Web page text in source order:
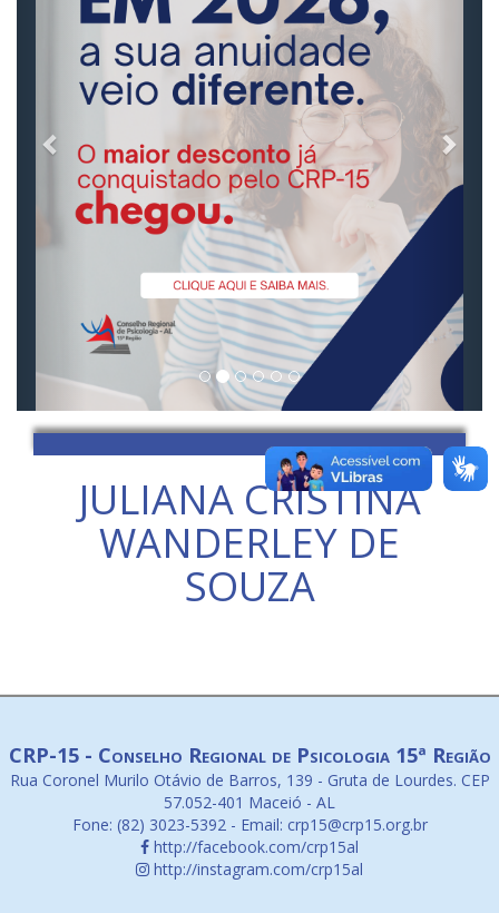
JULIANA CRISTINA
WANDERLEY DE
SOUZA
CRP-15 - Conselho Regional de Psicologia 15ª Região
Rua Coronel Murilo Otávio de Barros, 139 - Gruta de Lourdes. CEP
57.052-401 Maceió - AL
Fone: (82) 3023-5392 - Email: crp15@crp15.org.br
http://facebook.com/crp15al
http://instagram.com/crp15al